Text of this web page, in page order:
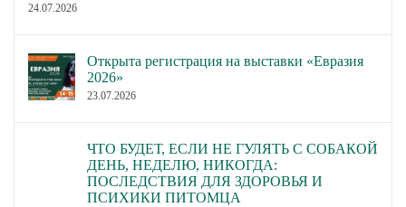
24.07.2026
Открыта регистрация на выставки «Евразия
2026»
23.07.2026
ЧТО БУДЕТ, ЕСЛИ НЕ ГУЛЯТЬ С СОБАКОЙ
ДЕНЬ, НЕДЕЛЮ, НИКОГДА:
ПОСЛЕДСТВИЯ ДЛЯ ЗДОРОВЬЯ И
ПСИХИКИ ПИТОМЦА